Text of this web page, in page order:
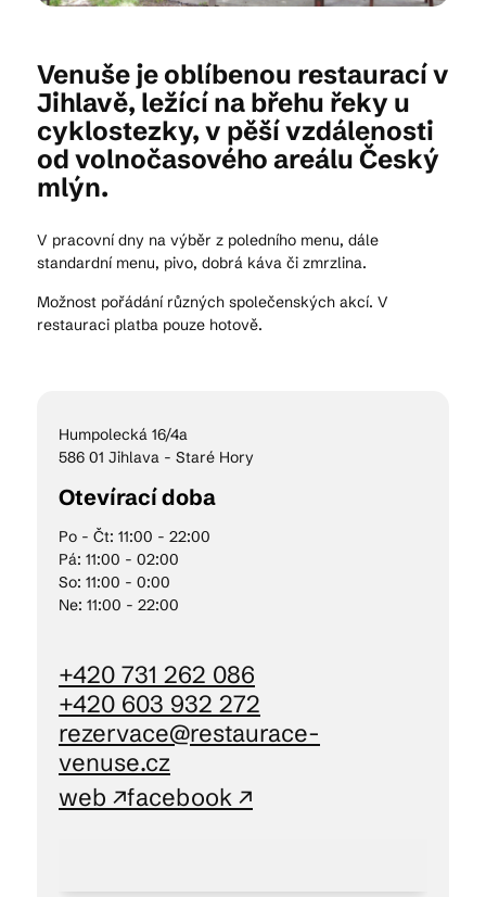
CS EN
© 2026 Brána Jihlavy
Venuše je oblíbenou restaurací v
Jihlavě, ležící na břehu řeky u
cyklostezky, v pěší vzdálenosti
od volnočasového areálu Český
mlýn.
V pracovní dny na výběr z poledního menu, dále
standardní menu, pivo, dobrá káva či zmrzlina.
Možnost pořádání různých společenských akcí. V
restauraci platba pouze hotově.
Humpolecká 16/4a
586 01 Jihlava - Staré Hory
Otevírací doba
Po - Čt: 11:00 - 22:00
Pá: 11:00 - 02:00
So: 11:00 - 0:00
Ne: 11:00 - 22:00
+420 731 262 086
+420 603 932 272
rezervace@restaurace-
venuse.cz
web ↗facebook ↗